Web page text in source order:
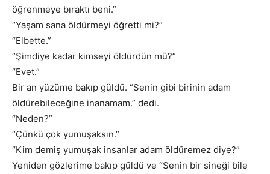
öğrenmeye bıraktı beni.”
“Yaşam sana öldürmeyi öğretti mi?”
“Elbette.”
“Şimdiye kadar kimseyi öldürdün mü?”
“Evet.”
Bir an yüzüme bakıp güldü. “Senin gibi birinin adam
öldürebileceğine inanamam.” dedi.
“Neden?”
“Çünkü çok yumuşaksın.”
“Kim demiş yumuşak insanlar adam öldüremez diye?”
Yeniden gözlerime bakıp güldü ve “Senin bir sineği bile